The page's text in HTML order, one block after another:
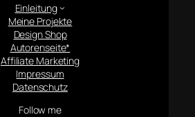
Einleitung
Meine Projekte
Design Shop
Autorenseite*
Affiliate Marketing
Impressum
Datenschutz
Follow me